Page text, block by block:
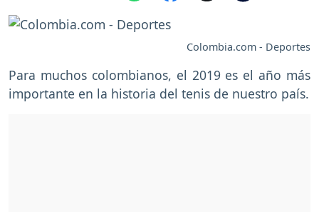
Colombia.com - Deportes
Para muchos colombianos, el 2019 es el año más
importante en la historia del tenis de nuestro país.